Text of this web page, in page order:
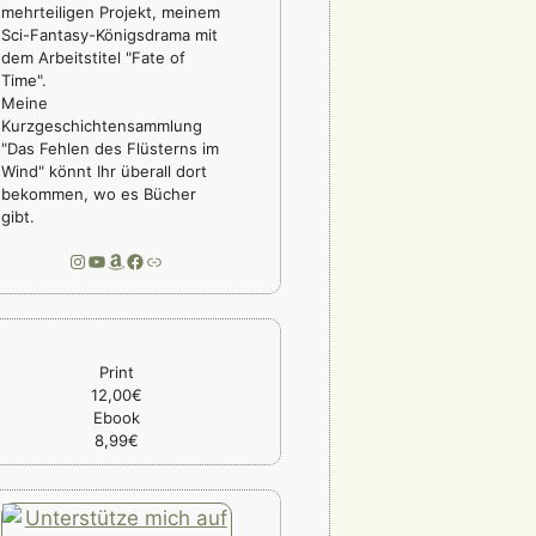
mehrteiligen Projekt, meinem
Sci-Fantasy-Königsdrama mit
dem Arbeitstitel "Fate of
Time".
Meine
Kurzgeschichtensammlung
"Das Fehlen des Flüsterns im
Wind" könnt Ihr überall dort
bekommen, wo es Bücher
gibt.
Instagram
YouTube
Amazon
Facebook
Link
Print
12,00€
Ebook
8,99€